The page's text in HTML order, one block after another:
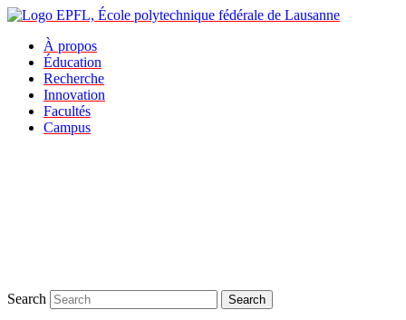
À propos
Éducation
Recherche
Innovation
Facultés
Campus
Search Search